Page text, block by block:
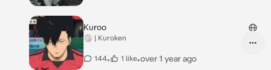
Kuroo
🏐 | Kuroken
144• 1 like•over 1 year ago